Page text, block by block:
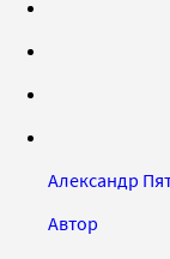
Александр
Автор